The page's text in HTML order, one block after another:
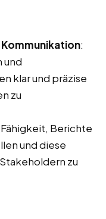
:
und
klar und präzise
zu
Fähigkeit, Berichte
und diese
zu